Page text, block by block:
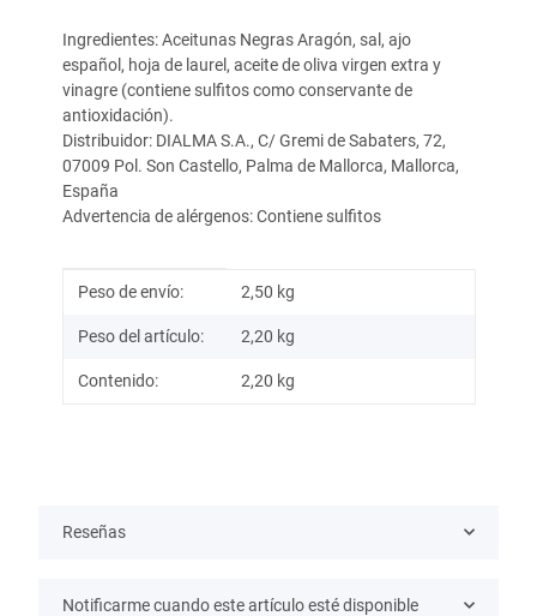
Ingredientes: Aceitunas Negras Aragón, sal, ajo
español, hoja de laurel, aceite de oliva virgen extra y
vinagre (contiene sulfitos como conservante de
antioxidación).
Distribuidor: DIALMA S.A., C/ Gremi de Sabaters, 72,
07009 Pol. Son Castello, Palma de Mallorca, Mallorca,
España
Advertencia de alérgenos: Contiene sulfitos
Información del artículo
Valor
Peso de envío: 2,50 kg
Peso del artículo: 2,20 kg
Contenido: 2,20 kg
Reseñas
Notificarme cuando este artículo esté disponible